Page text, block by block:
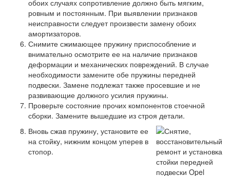
обоих случаях сопротивление должно быть мягким,
ровным и постоянным. При выявлении признаков
неисправности следует произвести замену обоих
амортизаторов.
Снимите сжимающее пружину приспособление и
внимательно осмотрите ее на наличие признаков
деформации и механических повреждений. В случае
необходимости замените обе пружины передней
подвески. Замене подлежат также просевшие и не
развивающие должного усилия пружины.
Проверьте состояние прочих компонентов стоечной
сборки. Замените вышедшие из строя детали.
Вновь сжав пружину, установите ее
на стойку, нижним концом уперев в
стопор.